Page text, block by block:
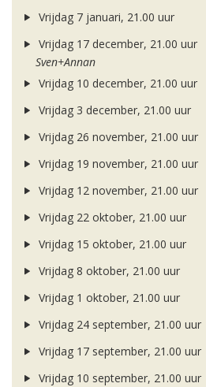
Vrijdag 7 januari, 21.00 uur
Vrijdag 17 december, 21.00 uur
Sven+Annan
Vrijdag 10 december, 21.00 uur
Vrijdag 3 december, 21.00 uur
Vrijdag 26 november, 21.00 uur
Vrijdag 19 november, 21.00 uur
Vrijdag 12 november, 21.00 uur
Vrijdag 22 oktober, 21.00 uur
Vrijdag 15 oktober, 21.00 uur
Vrijdag 8 oktober, 21.00 uur
Vrijdag 1 oktober, 21.00 uur
Vrijdag 24 september, 21.00 uur
Vrijdag 17 september, 21.00 uur
Vrijdag 10 september, 21.00 uur